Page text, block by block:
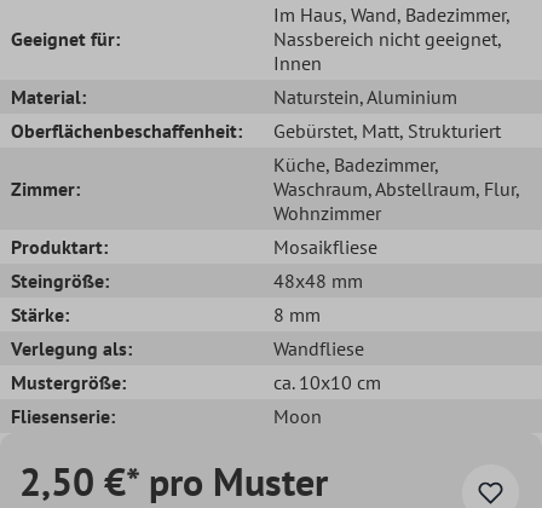
Geeignet für:
Im Haus, Wand, Badezimmer,
Nassbereich nicht geeignet,
Innen
Material:
Naturstein, Aluminium
Oberflächenbeschaffenheit:
Gebürstet, Matt, Strukturiert
Zimmer:
Küche, Badezimmer,
Waschraum, Abstellraum, Flur,
Wohnzimmer
Produktart:
Mosaikfliese
Steingröße:
48x48 mm
Stärke:
8 mm
Verlegung als:
Wandfliese
Mustergröße:
ca. 10x10 cm
Fliesenserie:
Moon
2,50 €* pro Muster